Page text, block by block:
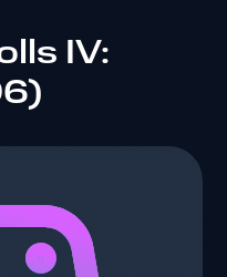
IV: